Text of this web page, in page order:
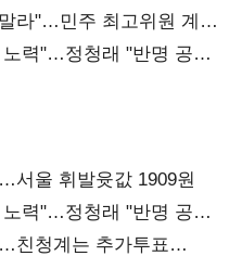
라"…민주 최고위원 계파
력"…정청래 "반명 공세
서울 휘발윳값 1909원
력"…정청래 "반명 공세
친청계는 추가투표